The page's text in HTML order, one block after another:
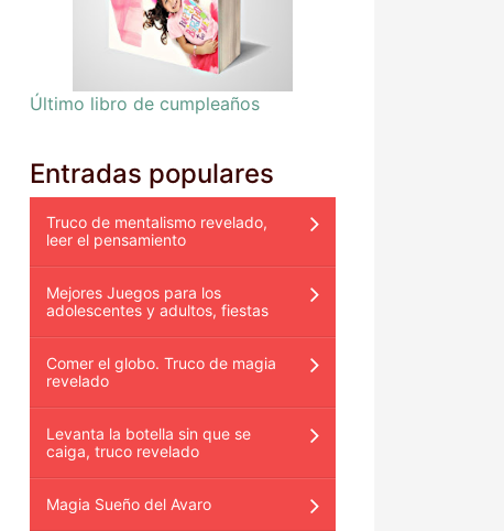
Último libro de cumpleaños
Entradas populares
Truco de mentalismo revelado,
leer el pensamiento
Mejores Juegos para los
adolescentes y adultos, fiestas
Comer el globo. Truco de magia
revelado
Levanta la botella sin que se
caiga, truco revelado
Magia Sueño del Avaro